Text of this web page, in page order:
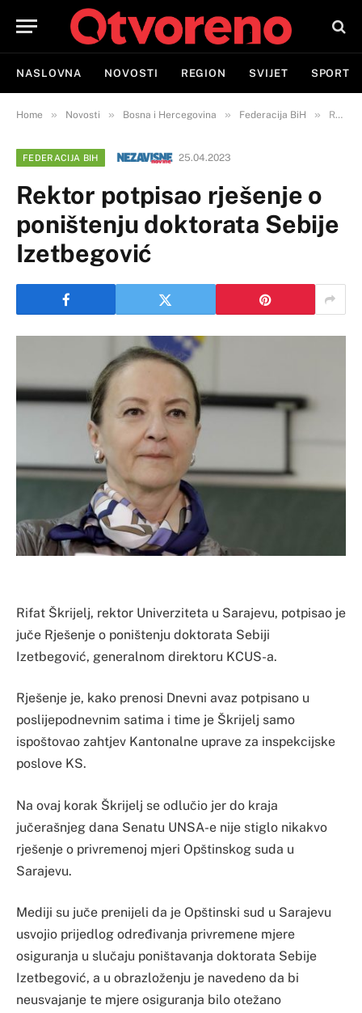
NASLOVNA NOVOSTI REGION SVIJET SPORT
Home » Novosti » Bosna i Hercegovina » Federacija BiH » Rektor potpisao rješenje o poništenju doktorata Sebije Izetbegović
FEDERACIJA BIH 25.04.2023
Rektor potpisao rješenje o
poništenju doktorata Sebije
Izetbegović
Rifat Škrijelj, rektor Univerziteta u Sarajevu, potpisao je
juče Rješenje o poništenju doktorata Sebiji
Izetbegović, generalnom direktoru KCUS-a.
Rješenje je, kako prenosi Dnevni avaz potpisano u
poslijepodnevnim satima i time je Škrijelj samo
ispoštovao zahtjev Kantonalne uprave za inspekcijske
poslove KS.
Na ovaj korak Škrijelj se odlučio jer do kraja
jučerašnjeg dana Senatu UNSA-e nije stiglo nikakvo
rješenje o privremenoj mjeri Opštinskog suda u
Sarajevu.
Mediji su juče prenijeli da je Opštinski sud u Sarajevu
usvojio prijedlog određivanja privremene mjere
osiguranja u slučaju poništavanja doktorata Sebije
Izetbegović, a u obrazloženju je navedeno da bi
neusvajanje te mjere osiguranja bilo otežano